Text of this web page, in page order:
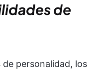
de
personalidad, los